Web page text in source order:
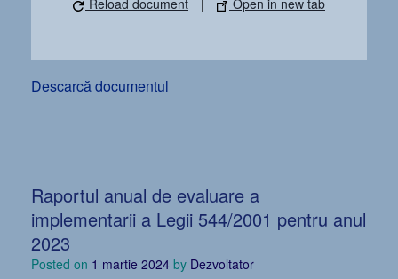
Reload document | Open in new tab
Descarcă documentul
Raportul anual de evaluare a
implementarii a Legii 544/2001 pentru anul
2023
Posted on 1 martie 2024 by Dezvoltator